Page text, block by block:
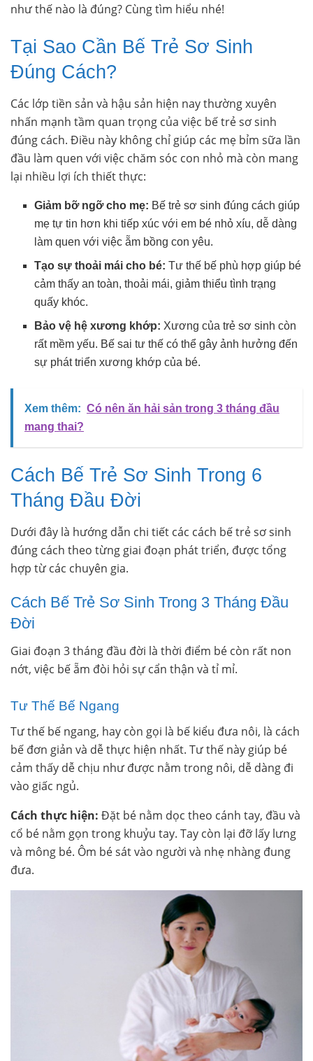
như thế nào là đúng? Cùng tìm hiểu nhé!
Tại Sao Cần Bế Trẻ Sơ Sinh
Đúng Cách?
Các lớp tiền sản và hậu sản hiện nay thường xuyên
nhấn mạnh tầm quan trọng của việc bế trẻ sơ sinh
đúng cách. Điều này không chỉ giúp các mẹ bỉm sữa lần
đầu làm quen với việc chăm sóc con nhỏ mà còn mang
lại nhiều lợi ích thiết thực:
Giảm bỡ ngỡ cho mẹ: Bế trẻ sơ sinh đúng cách giúp
mẹ tự tin hơn khi tiếp xúc với em bé nhỏ xíu, dễ dàng
làm quen với việc ẵm bồng con yêu.
Tạo sự thoải mái cho bé: Tư thế bế phù hợp giúp bé
cảm thấy an toàn, thoải mái, giảm thiểu tình trạng
quấy khóc.
Bảo vệ hệ xương khớp: Xương của trẻ sơ sinh còn
rất mềm yếu. Bế sai tư thế có thể gây ảnh hưởng đến
sự phát triển xương khớp của bé.
Xem thêm: Có nên ăn hải sản trong 3 tháng đầu
mang thai?
Cách Bế Trẻ Sơ Sinh Trong 6
Tháng Đầu Đời
Dưới đây là hướng dẫn chi tiết các cách bế trẻ sơ sinh
đúng cách theo từng giai đoạn phát triển, được tổng
hợp từ các chuyên gia.
Cách Bế Trẻ Sơ Sinh Trong 3 Tháng Đầu
Đời
Giai đoạn 3 tháng đầu đời là thời điểm bé còn rất non
nớt, việc bế ẵm đòi hỏi sự cẩn thận và tỉ mỉ.
Tư Thế Bế Ngang
Tư thế bế ngang, hay còn gọi là bế kiểu đưa nôi, là cách
bế đơn giản và dễ thực hiện nhất. Tư thế này giúp bé
cảm thấy dễ chịu như được nằm trong nôi, dễ dàng đi
vào giấc ngủ.
Cách thực hiện: Đặt bé nằm dọc theo cánh tay, đầu và
cổ bé nằm gọn trong khuỷu tay. Tay còn lại đỡ lấy lưng
và mông bé. Ôm bé sát vào người và nhẹ nhàng đung
đưa.